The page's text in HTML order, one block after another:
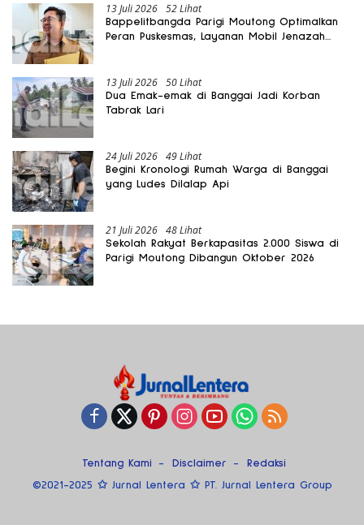
13 Juli 2026 52 Lihat
Bappelitbangda Parigi Moutong Optimalkan
Peran Puskesmas, Layanan Mobil Jenazah
13 Juli 2026 50 Lihat
Dua Emak-emak di Banggai Jadi Korban
Tabrak Lari
24 Juli 2026 49 Lihat
Begini Kronologi Rumah Warga di Banggai
yang Ludes Dilalap Api
21 Juli 2026 48 Lihat
Sekolah Rakyat Berkapasitas 2.000 Siswa di
Parigi Moutong Dibangun Oktober 2026
Tentang Kami Disclaimer
Redaksi
©2021-2025 ✩ Jurnal Lentera ✩ PT. Jurnal Lentera Group